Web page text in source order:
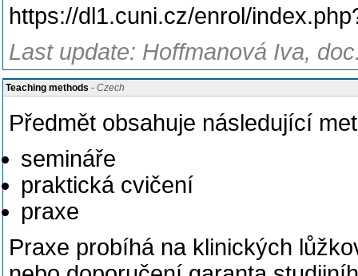
https://dl1.cuni.cz/enrol/
Last update: Hoffmanová Iva,
Teaching methods - Czech
Předmět obsahuje následující
semináře
praktická cvičení
praxe
Praxe probíhá na klinických